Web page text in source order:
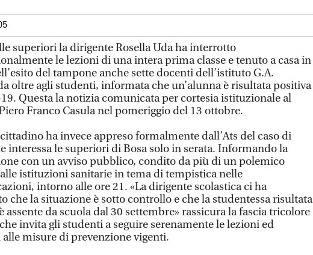
superiori la dirigente Rosella Uda ha interrotto
le lezioni di una intera prima classe e tenuto a casa in
del tampone anche sette docenti dell’istituto G.A.
oltre agli studenti, informata che un’alunna è risultata positiva
Questa la notizia comunicata per cortesia istituzionale al
Franco Casula nel pomeriggio del 13 ottobre.
ha invece appreso formalmente dall’Ats del caso di
interessa le superiori di Bosa solo in serata. Informando la
con un avviso pubblico, condito da più di un polemico
alle istituzioni sanitarie in tema di tempistica nelle
intorno alle ore 21. «La dirigente scolastica ci ha
che la situazione è sotto controllo e che la studentessa risultata
assente da scuola dal 30 settembre» rassicura la fascia tricolore
invita gli studenti a seguire serenamente le lezioni ed
alle misure di prevenzione vigenti.